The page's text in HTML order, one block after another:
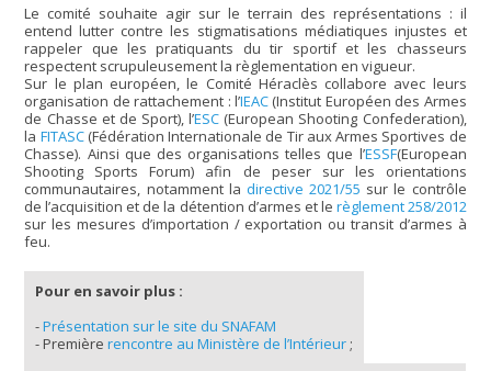
Le comité souhaite agir sur le terrain des représentations : il
entend lutter contre les stigmatisations médiatiques injustes et
rappeler que les pratiquants du tir sportif et les chasseurs
respectent scrupuleusement la règlementation en vigueur.
Sur le plan européen, le Comité Héraclès collabore avec leurs
organisation de rattachement : l’IEAC (Institut Européen des Armes
de Chasse et de Sport), l’ESC (European Shooting Confederation),
la FITASC(Fédération Internationale de Tir aux Armes Sportives de
Chasse). Ainsi que des organisations telles que l’ESSF(European
Shooting Sports Forum) afin de peser sur les orientations
communautaires, notamment la directive 2021/55 sur le contrôle
de l’acquisition et de la détention d’armes et le règlement 258/2012
sur les mesures d’importation / exportation ou transit d’armes à
feu.
Pour en savoir plus :
-Présentation sur le site du SNAFAM
- Premièrerencontre au Ministère de l’Intérieur ;